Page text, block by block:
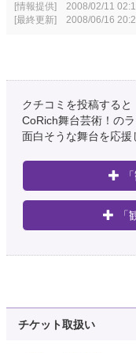
[情報提供] 2008/02/11
[最終更新] 2008/06/16
クチコミを投稿すると
CoRich舞台芸術！の
面白そうな舞台を応援
チケット取扱い